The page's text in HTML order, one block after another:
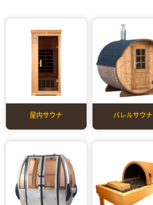
屋内サウナ バレルサウナ